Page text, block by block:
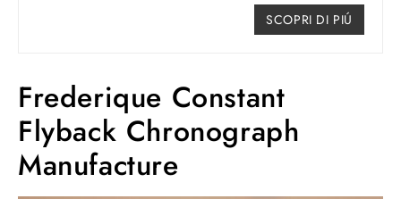
SCOPRI DI PIÚ
Frederique Constant
Flyback Chronograph
Manufacture